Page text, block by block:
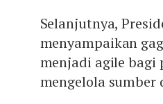
Selanjutnya,
menyampaikan
menjadi agile bagi
mengelola